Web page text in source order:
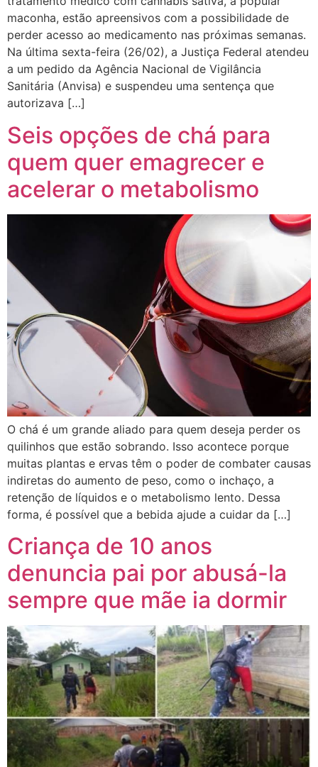
maconha, estão apreensivos com a possibilidade de
perder acesso ao medicamento nas próximas semanas.
Na última sexta-feira (26/02), a Justiça Federal atendeu
a um pedido da Agência Nacional de Vigilância
Sanitária (Anvisa) e suspendeu uma sentença que
autorizava […]
Seis opções de chá para
quem quer emagrecer e
acelerar o metabolismo
O chá é um grande aliado para quem deseja perder os
quilinhos que estão sobrando. Isso acontece porque
muitas plantas e ervas têm o poder de combater causas
indiretas do aumento de peso, como o inchaço, a
retenção de líquidos e o metabolismo lento. Dessa
forma, é possível que a bebida ajude a cuidar da […]
Criança de 10 anos
denuncia pai por abusá-la
sempre que mãe ia dormir